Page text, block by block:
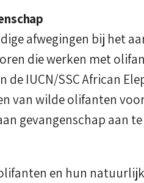
afwegingen bij het
die werken met
IUCN/SSC African
van wilde olifanten
gevangenschap aan te
en hun